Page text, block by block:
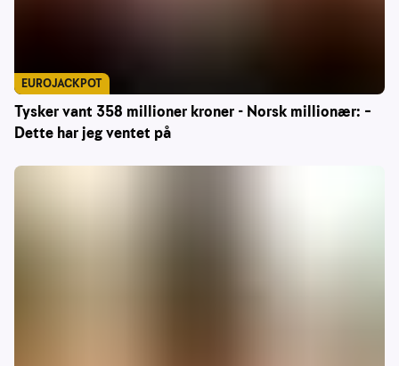
Tysker vant 358 millioner kroner - Norsk millionær: –
Dette har jeg ventet på
EUROJACKPOT